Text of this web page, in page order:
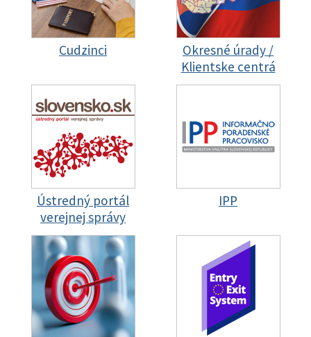
Cudzinci
Okresné úrady /
Klientske centrá
Ústredný portál
verejnej správy
IPP